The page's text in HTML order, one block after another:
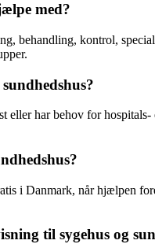
med?
behandling, kontrol,
eller har behov for
i Danmark, når hjælpen
til sygehus og